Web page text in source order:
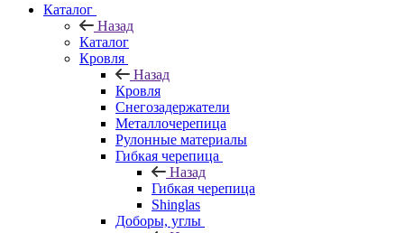
Каталог
Назад
Каталог
Кровля
Назад
Кровля
Снегозадержатели
Металлочерепица
Рулонные материалы
Гибкая черепица
Назад
Гибкая черепица
Shinglas
Доборы, углы